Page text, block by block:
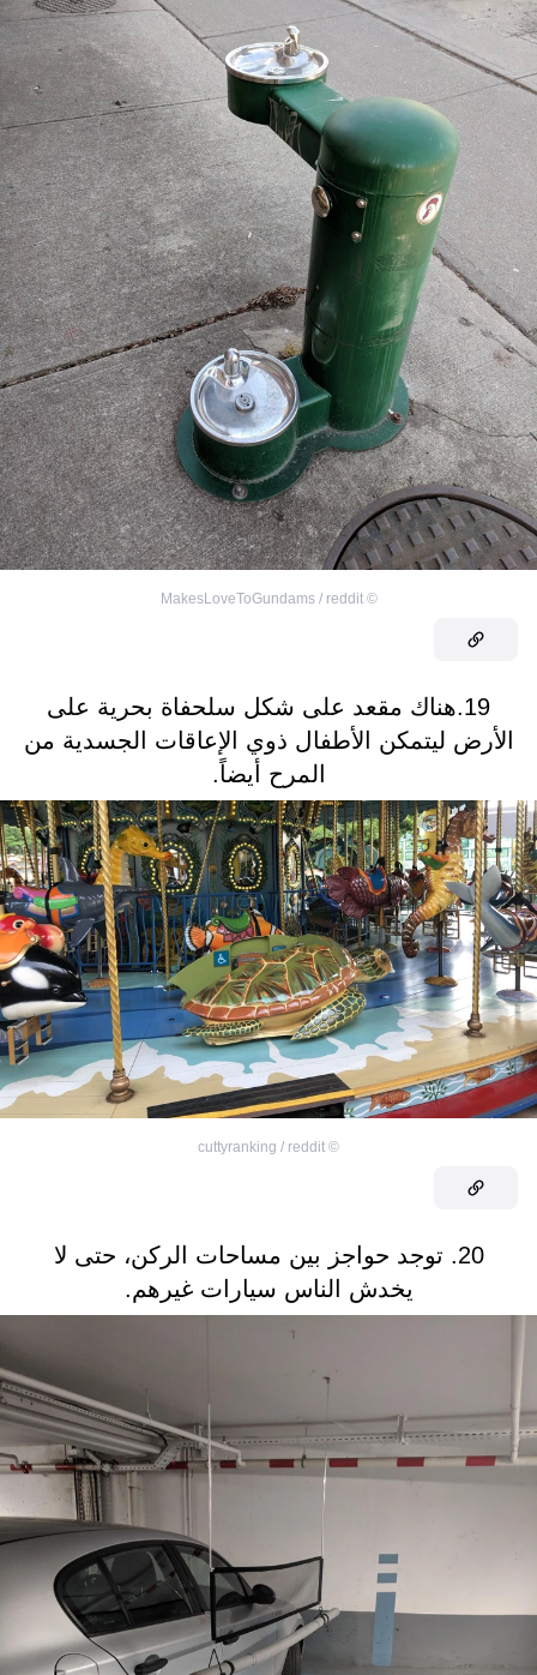
©
MakesLoveToGundams / reddit
19.هناك مقعد على شكل سلحفاة بحرية على
الأرض ليتمكن الأطفال ذوي الإعاقات الجسدية من
المرح أيضاً.
©
cuttyranking / reddit
20. توجد حواجز بين مساحات الركن، حتى لا
يخدش الناس سيارات غيرهم.